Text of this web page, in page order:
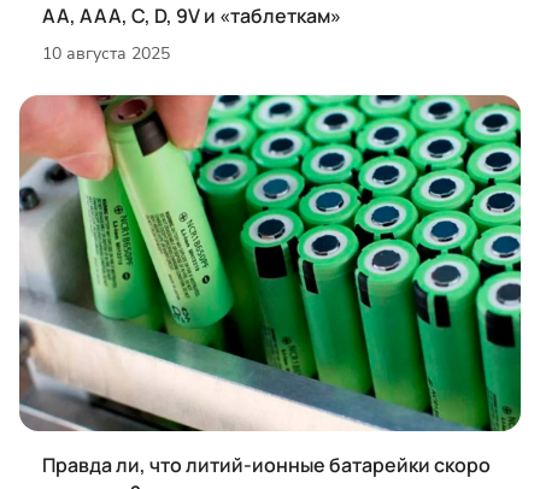
AA, AAA, C, D, 9V и «таблеткам»
10 августа 2025
Правда ли, что литий-ионные батарейки скоро